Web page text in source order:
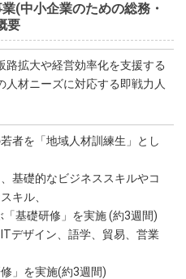
(中小企業のための総務・
要
路拡大や経営効率化を支援する
人材ニーズに対応する即戦力人
者を「地域人材訓練生」とし
基礎的なビジネススキルやコ
キル、
「基礎研修」を実施 (約3週間)
デザイン、語学、貿易、営業
」を実施(約3週間)